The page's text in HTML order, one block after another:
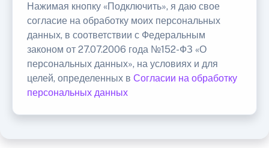
Нажимая кнопку «Подключить», я даю свое
согласие на обработку моих персональных
данных, в соответствии с Федеральным
законом от 27.07.2006 года №152-ФЗ «О
персональных данных», на условиях и для
целей, определенных в Согласии на обработку
персональных данных